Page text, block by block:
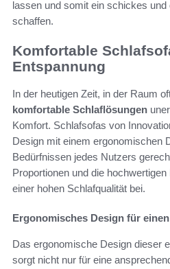
lassen und somit ein schickes und
schaffen.
Komfortable
Entspannung
In der heutigen Zeit, in der Raum
komfortable Schlaflösungen
Komfort. Schlafsofas von
Design mit einem ergonomischen
Bedürfnissen jedes Nutzers
Proportionen und die
einer hohen Schlafqualität bei.
Ergonomisches Design für
Das ergonomische Design dieser
sorgt nicht nur für eine